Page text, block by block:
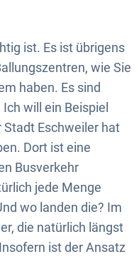
ist. Es ist übrigens
wie Sie
haben. Es sind
will ein Beispiel
Stadt Eschweiler hat
Dort ist eine
Busverkehr
jede Menge
wo landen die? Im
die natürlich längst
ist der Ansatz